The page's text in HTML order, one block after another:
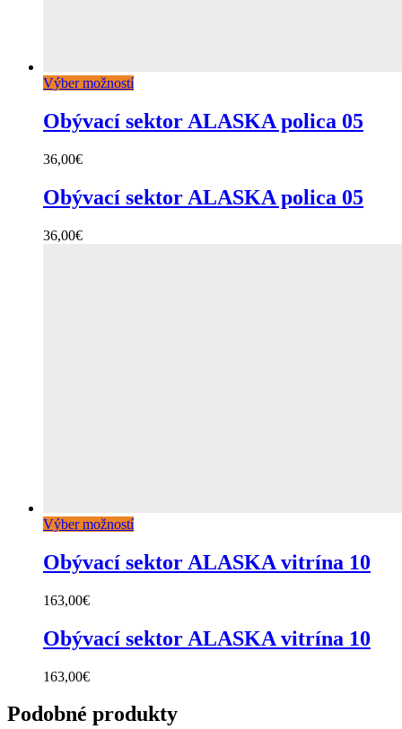
Výber možností
Obývací sektor ALASKA polica 05
36,00€
Obývací sektor ALASKA polica 05
36,00€
Výber možností
Obývací sektor ALASKA vitrína 10
163,00€
Obývací sektor ALASKA vitrína 10
163,00€
Podobné produkty